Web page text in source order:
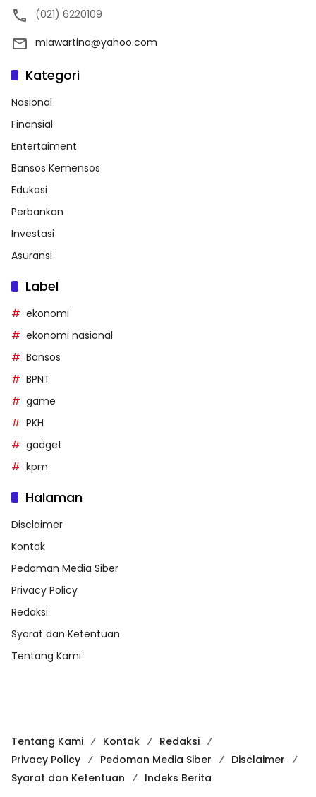
(021) 6220109
miawartina@yahoo.com
Kategori
Nasional
Finansial
Entertaiment
Bansos Kemensos
Edukasi
Perbankan
Investasi
Asuransi
Label
ekonomi
ekonomi nasional
Bansos
BPNT
game
PKH
gadget
kpm
Halaman
Disclaimer
Kontak
Pedoman Media Siber
Privacy Policy
Redaksi
Syarat dan Ketentuan
Tentang Kami
Tentang Kami Kontak
Redaksi
Privacy Policy
Pedoman Media Siber
Disclaimer
Syarat dan Ketentuan
Indeks Berita